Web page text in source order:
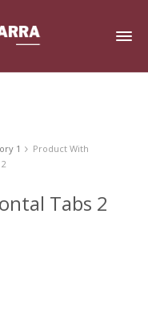
1
Product With
Tabs 2